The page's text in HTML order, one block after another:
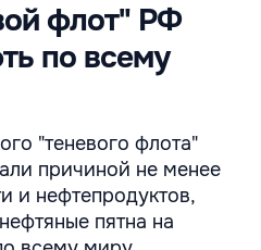
флот" РФ
по всему
"теневого флота"
причиной не менее
и нефтепродуктов,
пятна на